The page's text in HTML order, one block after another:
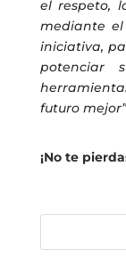
el respeto,
mediante
iniciativa,
potenciar
futuro
¡No te